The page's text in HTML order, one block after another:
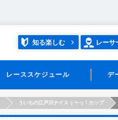
知る楽しむ レーサ
レーススケジュール デ
ういちの江戸川ナイスぅ〜っ！カップ